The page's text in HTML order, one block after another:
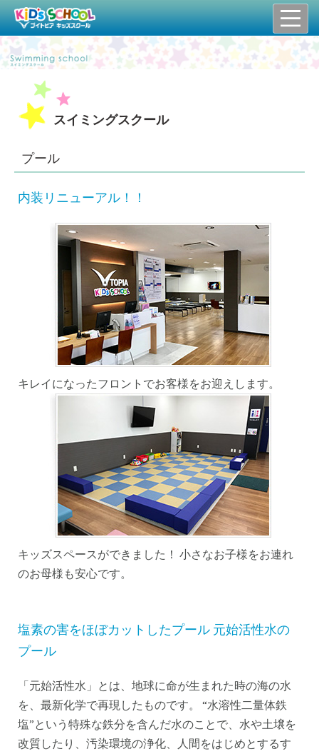
スイミングスクール
プール
内装リニューアル！！
キレイになったフロントでお客様をお迎えします。
キッズスペースができました！ 小さなお子様をお連れ
のお母様も安心です。
塩素の害をほぼカットしたプール 元始活性水の
プール
「元始活性水」とは、地球に命が生まれた時の海の水
を、最新化学で再現したものです。 “水溶性二量体鉄
塩”という特殊な鉄分を含んだ水のことで、水や土壌を
改質したり、汚染環境の浄化、人間をはじめとするす